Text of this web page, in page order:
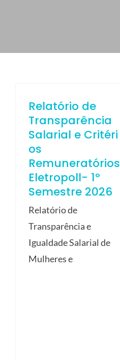
ESPAÑOL
Relatório de
Transparência
Salarial e Critéri
os
Remuneratórios
Eletropoll- 1º
Semestre 2026
Relatório de
Transparência e
Igualdade Salarial de
Mulheres e